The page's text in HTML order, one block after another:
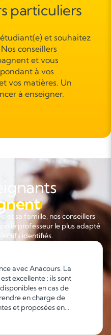
particuliers
et souhaitez
conseillers
et vous
à vos
vos matières. Un
à enseigner.
et sa famille, nos conseillers
le professeur le plus adapté
identifiés.
avec Anacours. La
excellente : ils sont
en cas de
en charge de
et proposées en
qui permet d’organiser